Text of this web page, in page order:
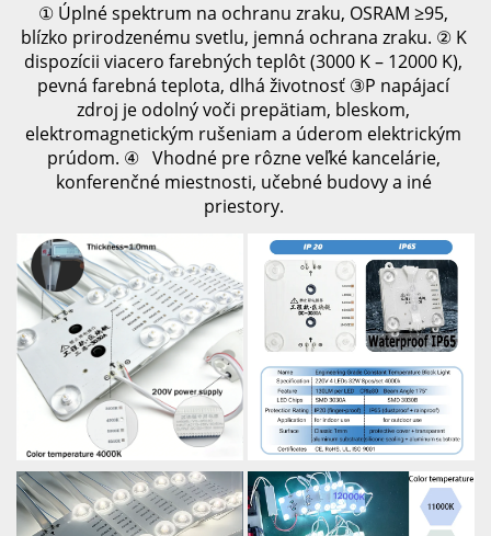
① Úplné spektrum na ochranu zraku, OSRAM ≥95,
blízko prirodzenému svetlu, jemná ochrana zraku. ② K
dispozícii viacero farebných teplôt (3000 K – 12000 K),
pevná farebná teplota, dlhá životnosť ③P napájací
zdroj je odolný voči prepätiam, bleskom,
elektromagnetickým rušeniam a úderom elektrickým
prúdom. ④ Vhodné pre rôzne veľké kancelárie,
konferenčné miestnosti, učebné budovy a iné
priestory.